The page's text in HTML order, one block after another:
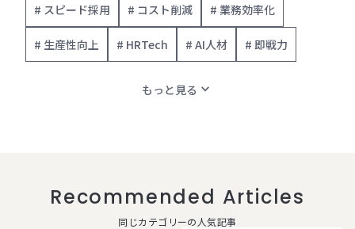
# スピード採用 # コスト削減 # 業務効率化
# 生産性向上 # HRTech # AI人材 # 即戦力
もっと見る expand_more
Recommended Articles
同じカテゴリーの人気記事